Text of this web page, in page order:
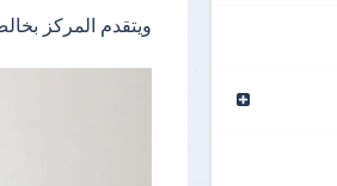
ويتقدم المركز